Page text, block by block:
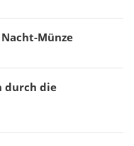
Nacht-Münze
durch die